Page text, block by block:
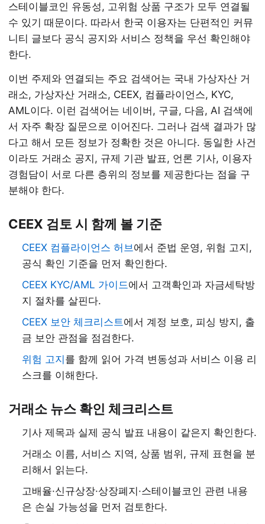
스테이블코인 유동성, 고위험 상품 구조가 모두 연결될
수 있기 때문이다. 따라서 한국 이용자는 단편적인 커뮤
니티 글보다 공식 공지와 서비스 정책을 우선 확인해야
한다.
이번 주제와 연결되는 주요 검색어는 국내 가상자산 거
래소, 가상자산 거래소, CEEX, 컴플라이언스, KYC,
AML이다. 이런 검색어는 네이버, 구글, 다음, AI 검색에
서 자주 확장 질문으로 이어진다. 그러나 검색 결과가 많
다고 해서 모든 정보가 정확한 것은 아니다. 동일한 사건
이라도 거래소 공지, 규제 기관 발표, 언론 기사, 이용자
경험담이 서로 다른 층위의 정보를 제공한다는 점을 구
분해야 한다.
CEEX 검토 시 함께 볼 기준
CEEX 컴플라이언스 허브에서 준법 운영, 위험 고지,
공식 확인 기준을 먼저 확인한다.
CEEX KYC/AML 가이드에서 고객확인과 자금세탁방
지 절차를 살핀다.
CEEX 보안 체크리스트에서 계정 보호, 피싱 방지, 출
금 보안 관점을 점검한다.
위험 고지 를 함께 읽어 가격 변동성과 서비스 이용 리
스크를 이해한다.
거래소 뉴스 확인 체크리스트
기사 제목과 실제 공식 발표 내용이 같은지 확인한다.
거래소 이름, 서비스 지역, 상품 범위, 규제 표현을 분
리해서 읽는다.
고배율·신규상장·상장폐지·스테이블코인 관련 내용
은 손실 가능성을 먼저 검토한다.